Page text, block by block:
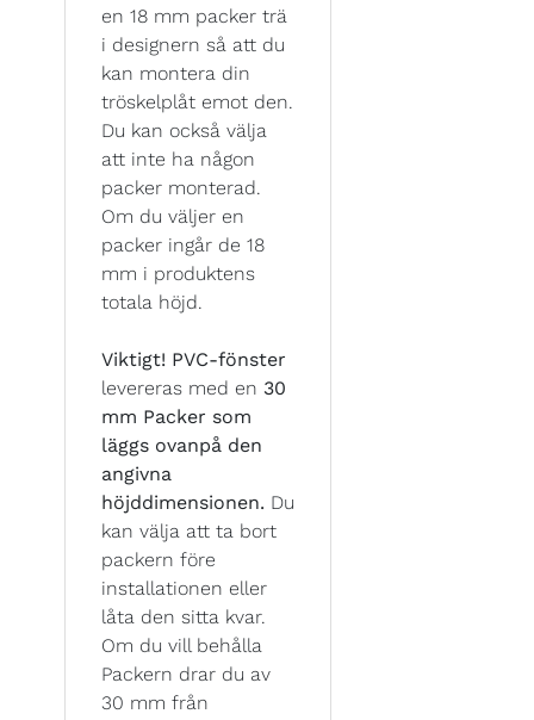
en 18 mm packer trä
i designern så att du
kan montera din
tröskelplåt emot den.
Du kan också välja
att inte ha någon
packer monterad.
Om du väljer en
packer ingår de 18
mm i produktens
totala höjd.
Viktigt! PVC-fönster
levereras med en 30
mm Packer som
läggs ovanpå den
angivna
höjddimensionen. Du
kan välja att ta bort
packern före
installationen eller
låta den sitta kvar.
Om du vill behålla
Packern drar du av
30 mm från